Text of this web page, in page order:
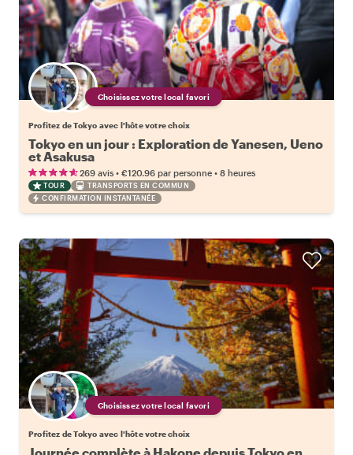
Choisissez votre local favori
Profitez de Tokyo avec l'hôte votre choix
Tokyo en un jour : Exploration de Yanesen, Ueno
et Asakusa
269 avis • €120.96 par personne • 8 heures
TOUR
TRANSPORTS EN COMMUN
CONFIRMATION INSTANTANÉE
Choisissez votre local favori
Profitez de Tokyo avec l'hôte votre choix
Journée complète à Hakone depuis Tokyo en